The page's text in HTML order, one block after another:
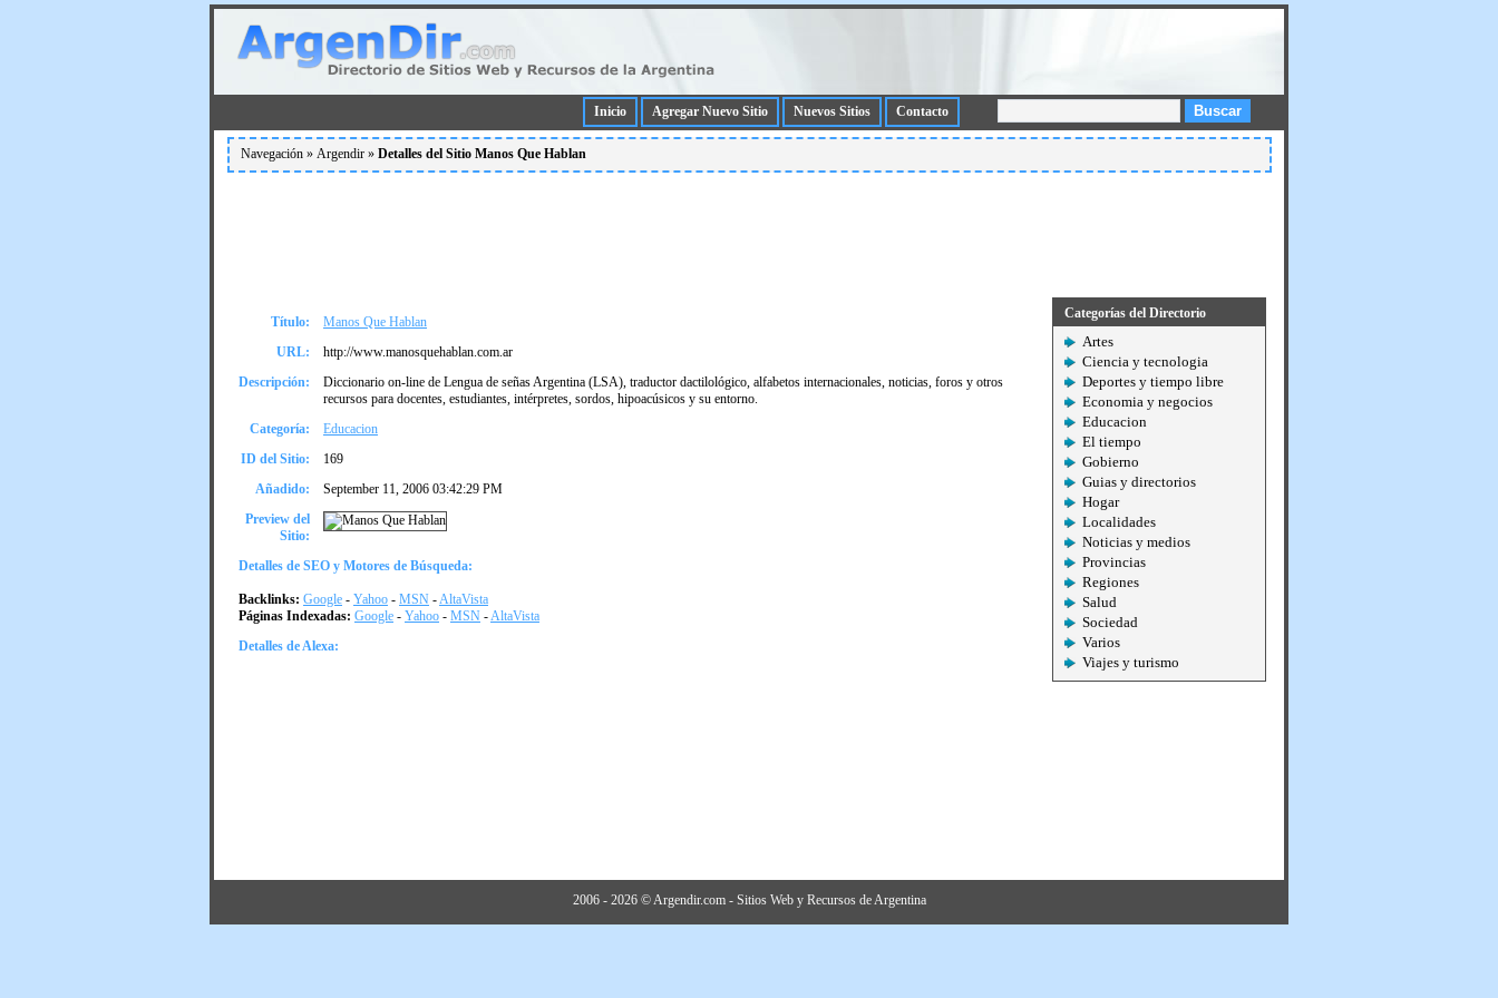
Buscar
Inicio Agregar Nuevo Sitio Nuevos Sitios Contacto
Navegación » Argendir » Detalles del Sitio Manos Que Hablan
Título:
Manos Que Hablan
URL:
http://www.manosquehablan.com.ar
Descripción:
Diccionario on-line de Lengua de señas Argentina (LSA), traductor dactilológico, alfabetos internacionales, noticias, foros y otros
recursos para docentes, estudiantes, intérpretes, sordos, hipoacúsicos y su entorno.
Categoría:
Educacion
ID del Sitio:
169
Añadido:
September 11, 2006 03:42:29 PM
Preview del
Sitio:
Detalles de SEO y Motores de Búsqueda:
Backlinks: Google - Yahoo - MSN -AltaVista
Páginas Indexadas: Google - Yahoo - MSN -AltaVista
Detalles de Alexa:
Categorías del Directorio
Artes
Ciencia y tecnologia
Deportes y tiempo libre
Economia y negocios
Educacion
El tiempo
Gobierno
Guias y directorios
Hogar
Localidades
Noticias y medios
Provincias
Regiones
Salud
Sociedad
Varios
Viajes y turismo
2006 - 2026 © Argendir.com - Sitios Web y Recursos de Argentina